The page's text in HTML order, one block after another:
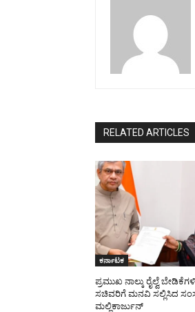
RELATED ARTICLES
ಕರ್ನಾಟಕ
ಪ್ರಮುಖ ನಾಲ್ಕು ರೈಲ್ವೆ
ಸಚಿವರಿಗೆ ಮನವಿ ಸಲ್ಲಿಸಿದ
ಮಲ್ಲಿಕಾರ್ಜುನ್